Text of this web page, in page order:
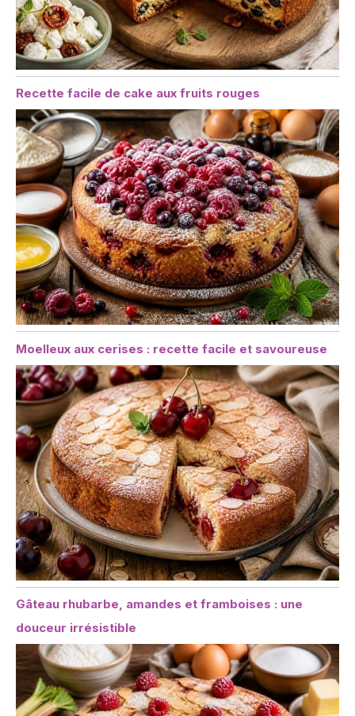
Recette facile de cake aux fruits rouges
Moelleux aux cerises : recette facile et savoureuse
Gâteau rhubarbe, amandes et framboises : une
douceur irrésistible